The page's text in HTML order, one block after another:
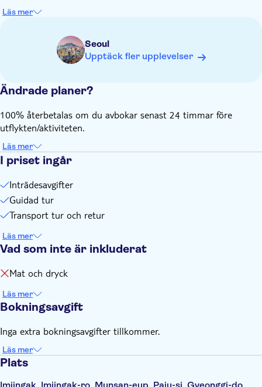
and ARC are also accepted)
Läs mer
Seoul
Upptäck fler upplevelser
Ändrade planer?
100% återbetalas om du avbokar senast 24 timmar före
utflykten/aktiviteten.
Läs mer
I priset ingår
Inträdesavgifter
Guidad tur
Transport tur och retur
Läs mer
Vad som inte är inkluderat
Mat och dryck
Läs mer
Bokningsavgift
Inga extra bokningsavgifter tillkommer.
Läs mer
Plats